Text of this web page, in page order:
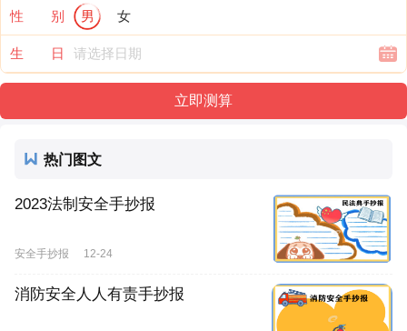
性 别 男 女
生 日
热门图文
2023法制安全手抄报
安全手抄报 12-24
消防安全人人有责手抄报